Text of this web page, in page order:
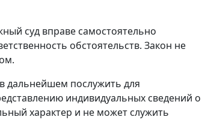
суд вправе самостоятельно
обстоятельств. Закон не
дальнейшем послужить для
индивидуальных сведений о
характер и не может служить